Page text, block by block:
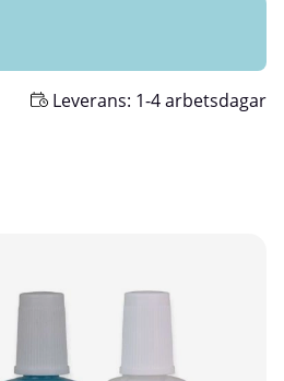
Leverans: 1-4 arbetsdagar